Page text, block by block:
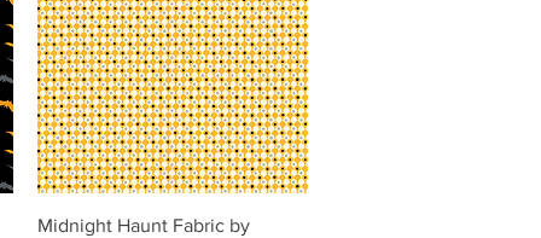
Vista rápida
Midnight Haunt Fabric by